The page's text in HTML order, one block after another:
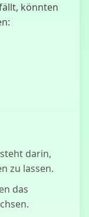
Was unten
lauert
könnten
darin,
zu lassen.
das